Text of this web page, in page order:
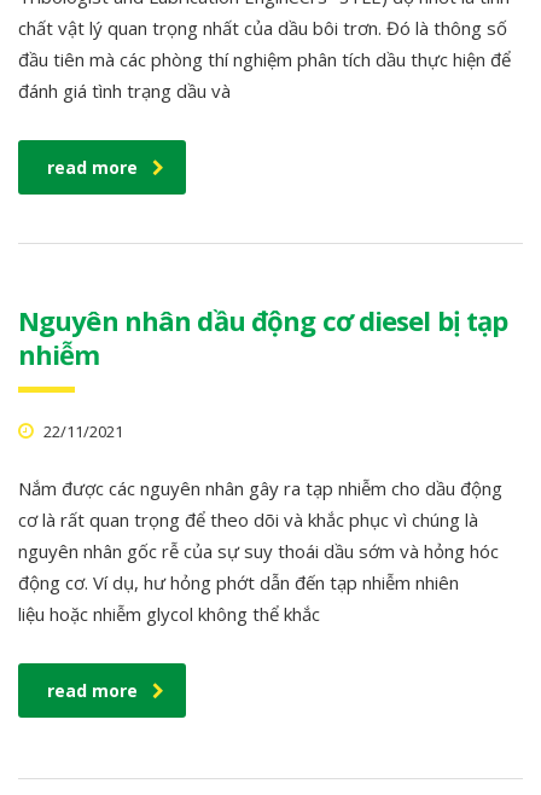
chất vật lý quan trọng nhất của dầu bôi trơn. Đó là thông số
đầu tiên mà các phòng thí nghiệm phân tích dầu thực hiện để
đánh giá tình trạng dầu và
read more
Nguyên nhân dầu động cơ diesel bị tạp
nhiễm
22/11/2021
Nắm được các nguyên nhân gây ra tạp nhiễm cho dầu động
cơ là rất quan trọng để theo dõi và khắc phục vì chúng là
nguyên nhân gốc rễ của sự suy thoái dầu sớm và hỏng hóc
động cơ. Ví dụ, hư hỏng phớt dẫn đến tạp nhiễm nhiên
liệu hoặc nhiễm glycol không thể khắc
read more